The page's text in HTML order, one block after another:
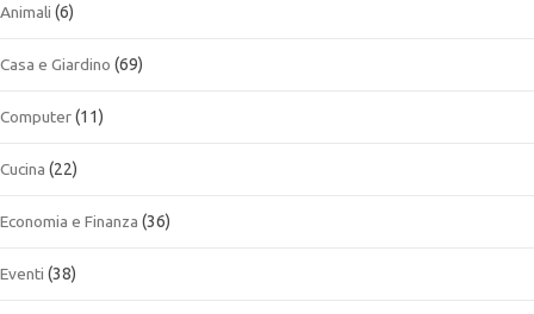
Animali (6)
Casa e Giardino (69)
Computer(11)
Cucina (22)
Economia e Finanza (36)
Eventi (38)